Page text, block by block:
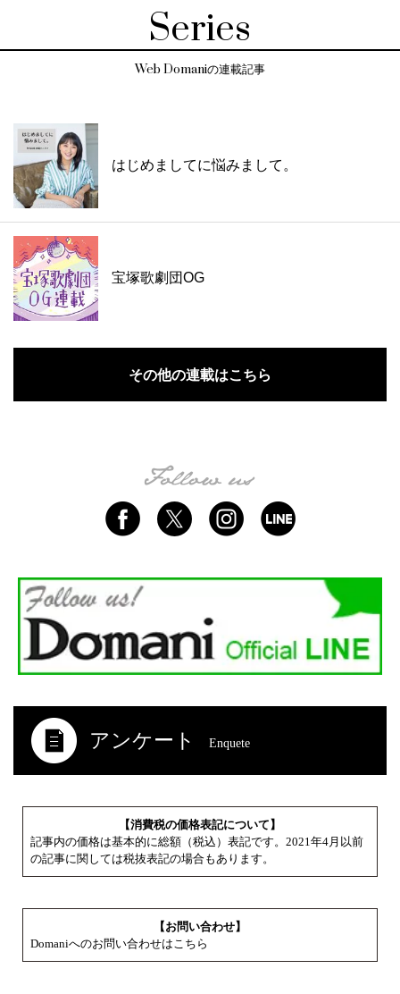
Series
Web Domaniの連載記事
はじめましてに悩みまして。
宝塚歌劇団OG
その他の連載はこちら
アンケート Enquete
【消費税の価格表記について】
記事内の価格は基本的に総額（税込）表記です。2021年4月以前
の記事に関しては税抜表記の場合もあります。
【お問い合わせ】
Domaniへのお問い合わせはこちら